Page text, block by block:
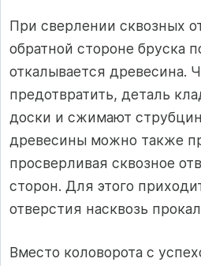
При сверлении сквозных
обратной стороне бруска
откалывается древесина.
предотвратить, деталь
доски и сжимают
древесины можно также
просверливая сквозное
сторон. Для этого
отверстия насквозь
Вместо коловорота с